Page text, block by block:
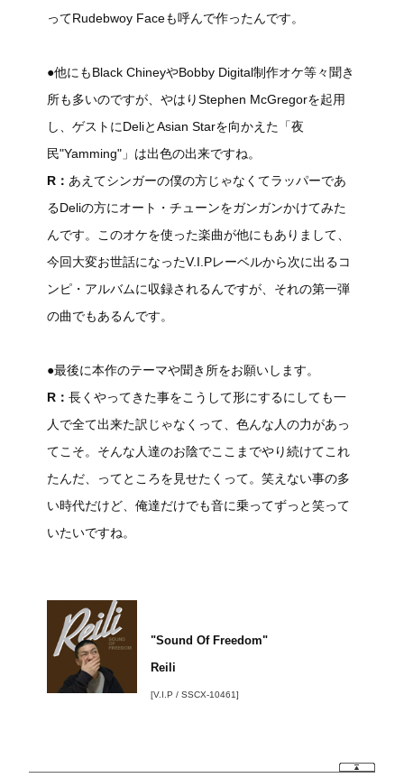
ってRudebwoy Faceも呼んで作ったんです。
●他にもBlack ChineyやBobby Digital制作オケ等々聞き
所も多いのですが、やはりStephen McGregorを起用
し、ゲストにDeliとAsian Starを向かえた「夜
民"Yamming"」は出色の出来ですね。
R： あえてシンガーの僕の方じゃなくてラッパーであ
るDeliの方にオート・チューンをガンガンかけてみた
んです。このオケを使った楽曲が他にもありまして、
今回大変お世話になったV.I.Pレーベルから次に出るコ
ンピ・アルバムに収録されるんですが、それの第一弾
の曲でもあるんです。
●最後に本作のテーマや聞き所をお願いします。
R： 長くやってきた事をこうして形にするにしても一
人で全て出来た訳じゃなくって、色んな人の力があっ
てこそ。そんな人達のお陰でここまでやり続けてこれ
たんだ、ってところを見せたくって。笑えない事の多
い時代だけど、俺達だけでも音に乗ってずっと笑って
いたいですね。
"Sound Of Freedom"
Reili
[V.I.P / SSCX-10461]